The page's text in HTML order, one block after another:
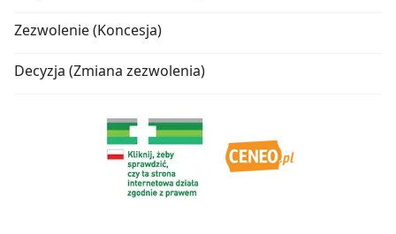
Zezwolenie (Koncesja)
Decyzja (Zmiana zezwolenia)